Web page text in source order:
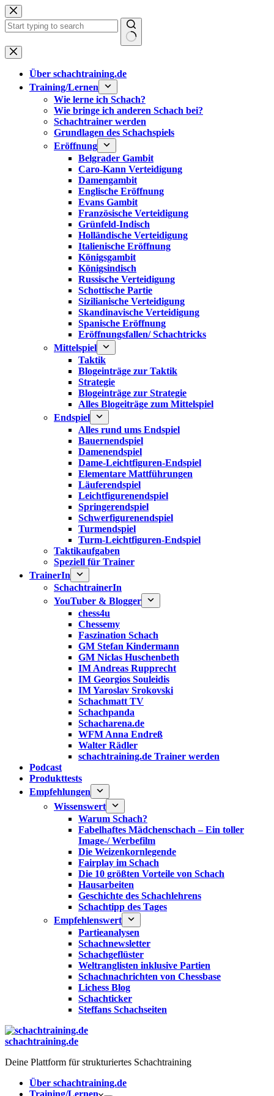
Zum
Inhalt
springen
Keine
Ergebnisse
Über schachtraining.de
Training/Lernen
Wie lerne ich Schach?
Wie bringe ich anderen Schach bei?
Schachtrainer werden
Grundlagen des Schachspiels
Eröffnung
Belgrader Gambit
Caro-Kann Verteidigung
Damengambit
Englische Eröffnung
Evans Gambit
Französische Verteidigung
Grünfeld-Indisch
Holländische Verteidigung
Italienische Eröffnung
Königsgambit
Königsindisch
Russische Verteidigung
Schottische Partie
Sizilianische Verteidigung
Skandinavische Verteidigung
Spanische Eröffnung
Eröffnungsfallen/ Schachtricks
Mittelspiel
Taktik
Blogeinträge zur Taktik
Strategie
Blogeinträge zur Strategie
Alles Blogeiträge zum Mittelspiel
Endspiel
Alles rund ums Endspiel
Bauernendspiel
Damenendspiel
Dame-Leichtfiguren-Endspiel
Elementare Mattführungen
Läuferendspiel
Leichtfigurenendspiel
Springerendspiel
Schwerfigurenendspiel
Turmendspiel
Turm-Leichtfiguren-Endspiel
Taktikaufgaben
Speziell für Trainer
TrainerIn
SchachtrainerIn
YouTuber & Blogger
chess4u
Chessemy
Faszination Schach
GM Stefan Kindermann
GM Niclas Huschenbeth
IM Andreas Rupprecht
IM Georgios Souleidis
IM Yaroslav Srokovski
Schachmatt TV
Schachpanda
Schacharena.de
WFM Anna Endreß
Walter Rädler
schachtraining.de Trainer werden
Podcast
Produkttests
Empfehlungen
Wissenswert
Warum Schach?
Fabelhaftes Mädchenschach – Ein toller
Image-/ Werbefilm
Die Weizenkornlegende
Fairplay im Schach
Die 10 größten Vorteile von Schach‎
Hausarbeiten
Geschichte des Schachlehrens
Schachtipp des Tages
Empfehlenswert
Partieanalysen
Schachnewsletter
Schachgeflüster
Weltranglisten inklusive Partien
Schachnachrichten von Chessbase
Lichess Blog
Schachticker
Steffans Schachseiten
schachtraining.de
Deine Plattform für strukturiertes Schachtraining
Über schachtraining.de
Training/Lernen